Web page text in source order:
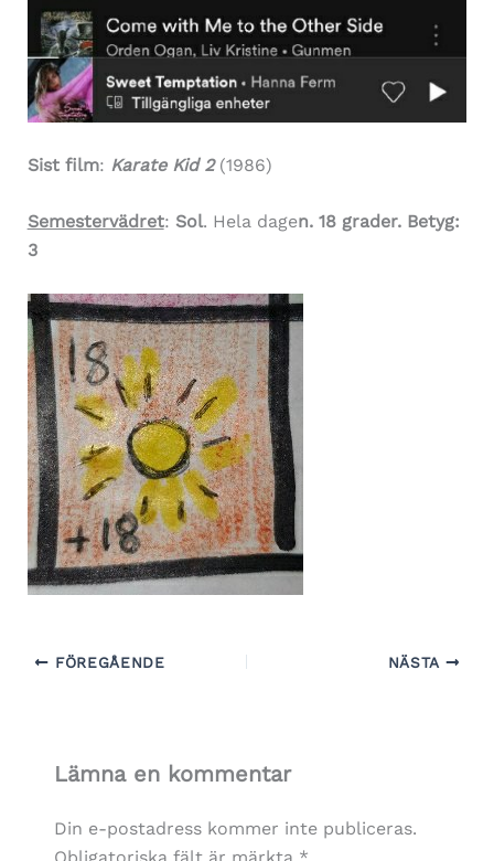
Sist film: Karate Kid 2(1986)
Semestervädret: Sol. Hela dagen. 18 grader. Betyg:
3
FÖREGÅENDE NÄSTA
Lämna en kommentar
Din e-postadress kommer inte publiceras.